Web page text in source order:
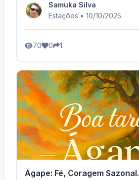
Samuka Silva
Estações • 10/10/2025
70 0 1
Ágape: Fé, Coragem Sazonal.